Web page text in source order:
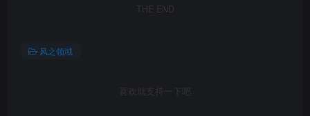
THE END
风之领域
喜欢就支持一下吧